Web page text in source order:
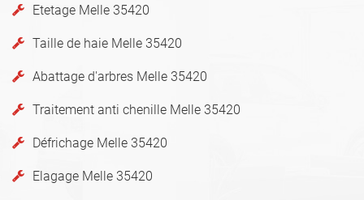
Etetage Melle 35420
Taille de haie Melle 35420
Abattage d'arbres Melle 35420
Traitement anti chenille Melle 35420
Défrichage Melle 35420
Elagage Melle 35420